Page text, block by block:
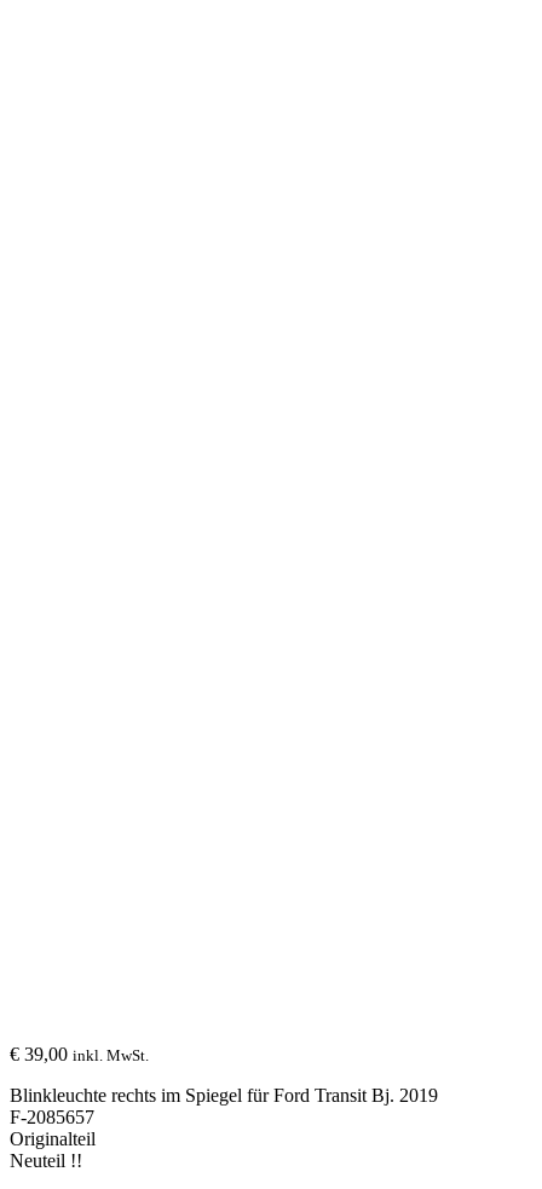
€ 39,00 inkl. MwSt.
Blinkleuchte rechts im Spiegel für Ford Transit Bj. 2019
F-2085657
Originalteil
Neuteil !!